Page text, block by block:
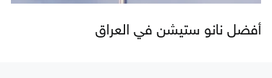
أفضل نانو ستيشن في العراق